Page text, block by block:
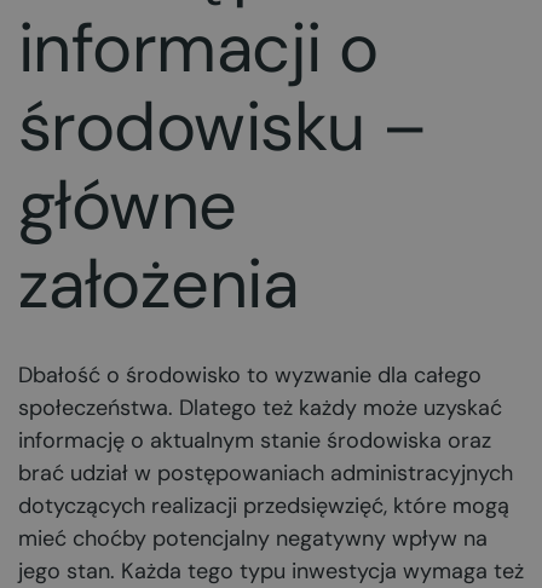
informacji o
środowisku –
główne
założenia
Dbałość o środowisko to wyzwanie dla całego
społeczeństwa. Dlatego też każdy może uzyskać
informację o aktualnym stanie środowiska oraz
brać udział w postępowaniach administracyjnych
dotyczących realizacji przedsięwzięć, które mogą
mieć choćby potencjalny negatywny wpływ na
jego stan. Każda tego typu inwestycja wymaga też